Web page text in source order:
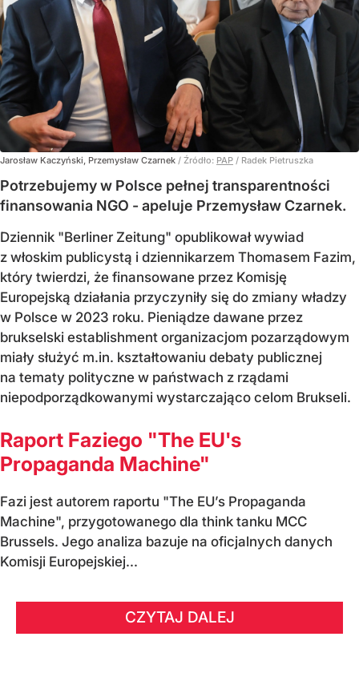
Jarosław Kaczyński, Przemysław Czarnek / Źródło: PAP / Radek Pietruszka
Potrzebujemy w Polsce pełnej transparentności
finansowania NGO - apeluje Przemysław Czarnek.
Dziennik "Berliner Zeitung" opublikował wywiad
z włoskim publicystą i dziennikarzem Thomasem Fazim,
który twierdzi, że finansowane przez Komisję
Europejską działania przyczyniły się do zmiany władzy
w Polsce w 2023 roku. Pieniądze dawane przez
brukselski establishment organizacjom pozarządowym
miały służyć m.in. kształtowaniu debaty publicznej
na tematy polityczne w państwach z rządami
niepodporządkowanymi wystarczająco celom Brukseli.
Raport Faziego "The EU's
Propaganda Machine"
Fazi jest autorem raportu "The EU’s Propaganda
Machine", przygotowanego dla think tanku MCC
Brussels. Jego analiza bazuje na oficjalnych danych
Komisji Europejskiej...
CZYTAJ DALEJ